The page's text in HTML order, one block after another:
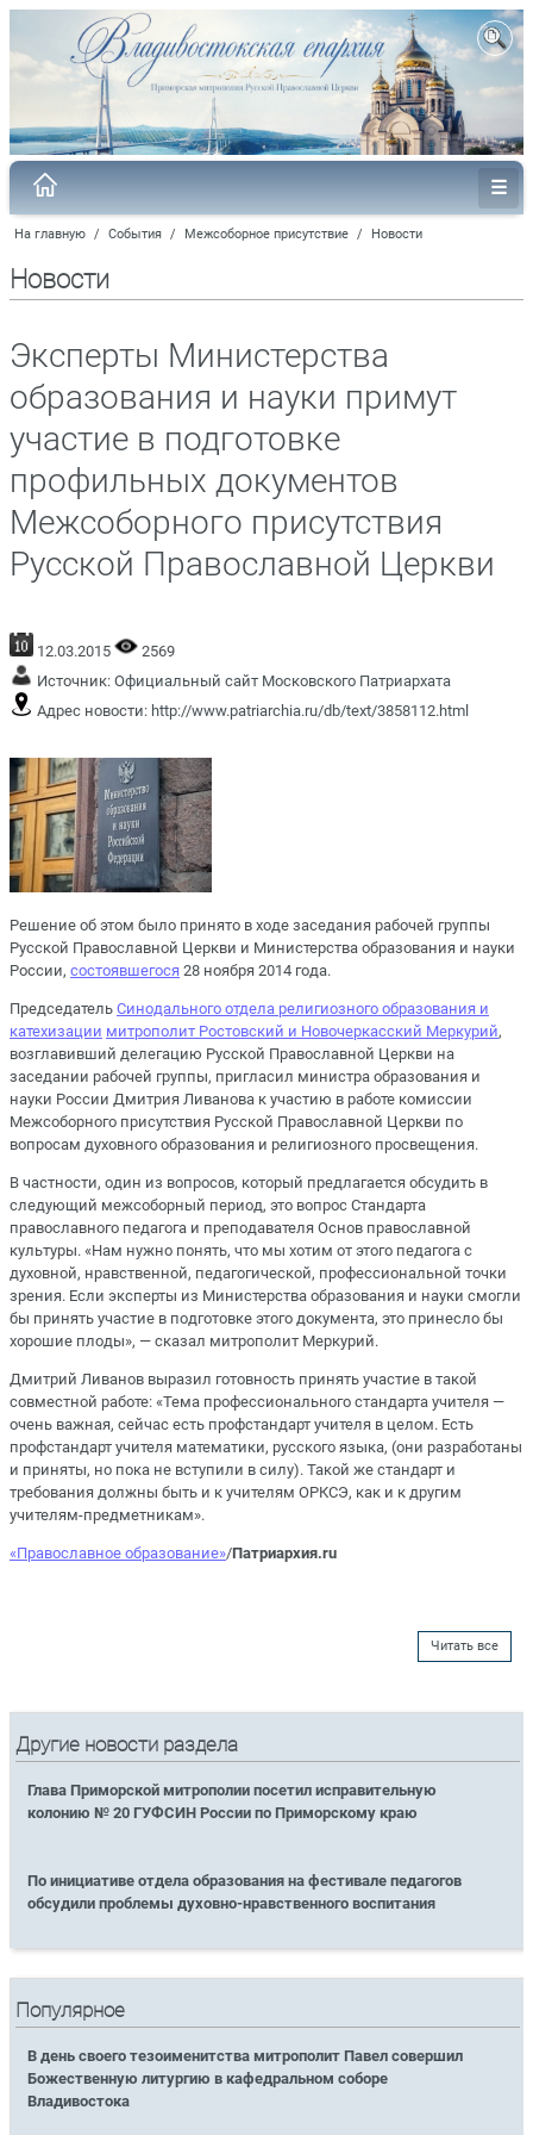
На главную / События / Межсоборное присутствие / Новости
Новости
Эксперты Министерства
образования и науки примут
участие в подготовке
профильных документов
Межсоборного присутствия
Русской Православной Церкви
12.03.2015
2569
Источник: Официальный сайт Московского Патриархата
Адрес новости: http://www.patriarchia.ru/db/text/3858112.html
Решение об этом было принято в ходе заседания рабочей группы
Русской Православной Церкви и Министерства образования и науки
России, состоявшегося 28 ноября 2014 года.
Председатель Синодального отдела религиозного образования и
катехизации митрополит Ростовский и Новочеркасский Меркурий,
возглавивший делегацию Русской Православной Церкви на
заседании рабочей группы, пригласил министра образования и
науки России Дмитрия Ливанова к участию в работе комиссии
Межсоборного присутствия Русской Православной Церкви по
вопросам духовного образования и религиозного просвещения.
В частности, один из вопросов, который предлагается обсудить в
следующий межсоборный период, это вопрос Стандарта
православного педагога и преподавателя Основ православной
культуры. «Нам нужно понять, что мы хотим от этого педагога с
духовной, нравственной, педагогической, профессиональной точки
зрения. Если эксперты из Министерства образования и науки смогли
бы принять участие в подготовке этого документа, это принесло бы
хорошие плоды», — сказал митрополит Меркурий.
Дмитрий Ливанов выразил готовность принять участие в такой
совместной работе: «Тема профессионального стандарта учителя —
очень важная, сейчас есть профстандарт учителя в целом. Есть
профстандарт учителя математики, русского языка, (они разработаны
и приняты, но пока не вступили в силу). Такой же стандарт и
требования должны быть и к учителям ОРКСЭ, как и к другим
учителям-предметникам».
«Православное образование»/Патриархия.ru
Читать все
Другие новости раздела
Глава Приморской митрополии посетил исправительную
колонию № 20 ГУФСИН России по Приморскому краю
По инициативе отдела образования на фестивале педагогов
обсудили проблемы духовно-нравственного воспитания
Популярное
В день своего тезоименитства митрополит Павел совершил
Божественную литургию в кафедральном соборе
Владивостока